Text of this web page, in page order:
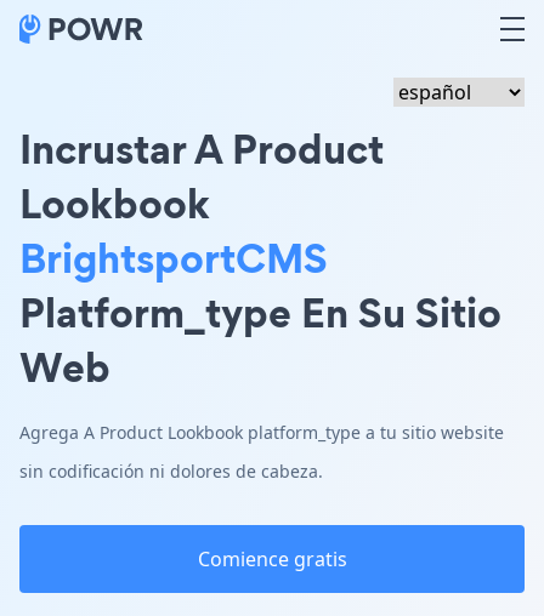
Incrustar A Product
Lookbook
BrightsportCMS
Platform_type En Su Sitio
Web
Agrega A Product Lookbook platform_type a tu sitio website
sin codificación ni dolores de cabeza.
Comience gratis